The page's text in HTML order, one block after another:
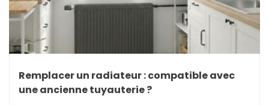
Remplacer un radiateur : compatible avec
une ancienne tuyauterie ?